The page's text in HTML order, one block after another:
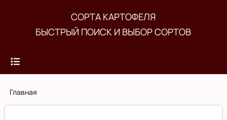
основному
СОРТА КАРТОФЕЛЯ
БЫСТРЫЙ ПОИСК И ВЫБОР СОРТОВ
Строка
Главная